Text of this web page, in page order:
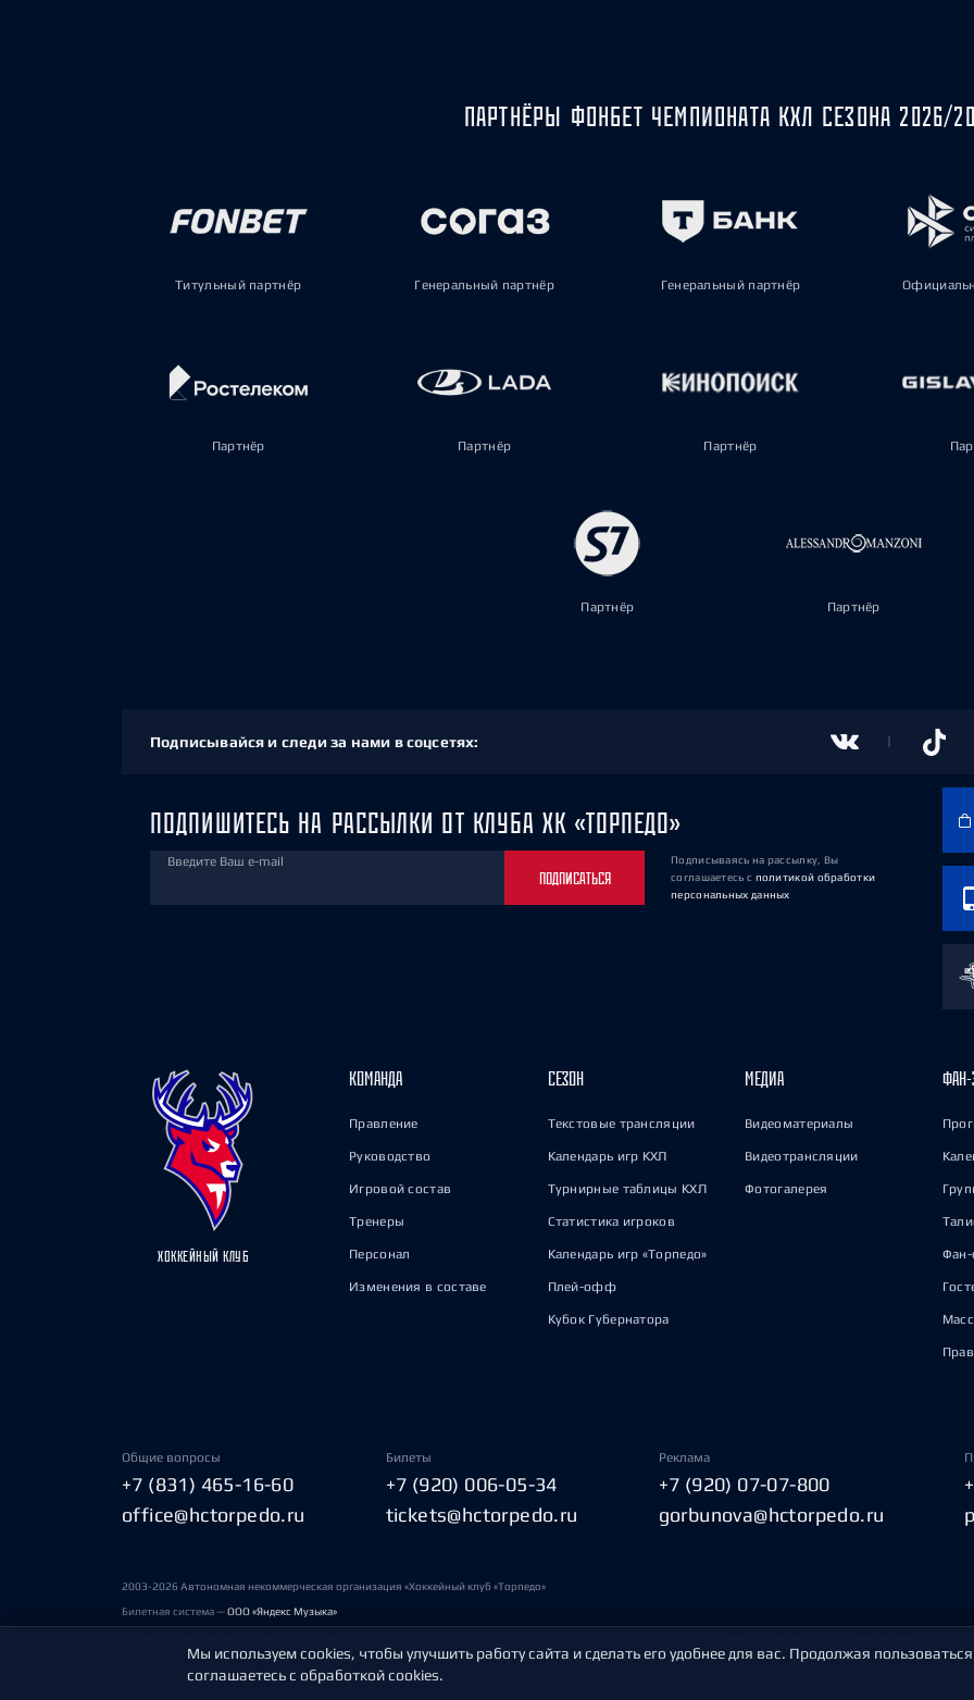
ПАРТНЁРЫ ФОНБЕТ ЧЕМПИОНАТА КХЛ СЕЗОНА 2026/
Титульный партнёр Генеральный партнёр Генеральный партнёр
Партнёр Партнёр Партнёр
Партнёр Партнёр
Подписывайся и следи за нами в соцсетях:
ПОДПИШИТЕСЬ НА РАССЫЛКИ ОТ КЛУБА ХК «ТОРПЕДО»
Введите Ваш e-mail
ПОДПИСАТЬСЯ
Подписываясь на рассылку, Вы
соглашаетесь с политикой обработки
персональных данных
ХОККЕЙНЫЙ КЛУБ
КОМАНДА
Правление
Руководство
Игровой состав
Тренеры
Персонал
Изменения в составе
СЕЗОН
Текстовые трансляции
Календарь игр КХЛ
Турнирные таблицы КХЛ
Статистика игроков
Календарь игр «Торпедо»
Плей-офф
Кубок Губернатора
МЕДИА
Видеоматериалы
Видеотрансляции
Фотогалерея
ФАН-
Фан-
Общие вопросы
+7 (831) 465-16-60
office@hctorpedo.ru
Билеты
+7 (920) 006-05-34
tickets@hctorpedo.ru
Реклама
+7 (920) 07-07-800
gorbunova@hctorpedo.ru
2003-2026 Автономная некоммерческая организация «Хоккейный клуб «Торпедо»
Билетная система —ООО «Яндекс Музыка»
Мы используем cookies, чтобы улучшить работу сайта и сделать его удобнее для вас. Продолжая
соглашаетесь с обработкой cookies.